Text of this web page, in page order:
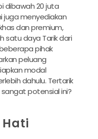
dibawah 20 juta
juga menyediakan
dan premium,
satu daya Tarik dari
pihak
peluang
modal
dahulu. Tertarik
potensial ini?
Hati